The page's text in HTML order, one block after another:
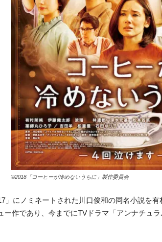
©2018「コーヒーが冷めないうちに」製作委員会
」にノミネートされた川口俊和の同名小説を
ー作であり、今までにTVドラマ「アンナチュ